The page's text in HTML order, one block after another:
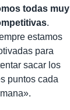
todas muy
.
estamos
para
sacar los
puntos cada